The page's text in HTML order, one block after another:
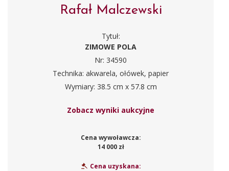
Rafał Malczewski
Tytuł:
ZIMOWE POLA
Nr: 34590
Technika: akwarela, ołówek, papier
Wymiary: 38.5 cm x 57.8 cm
Zobacz wyniki aukcyjne
Cena wywoławcza:
14 000 zł
Cena uzyskana: